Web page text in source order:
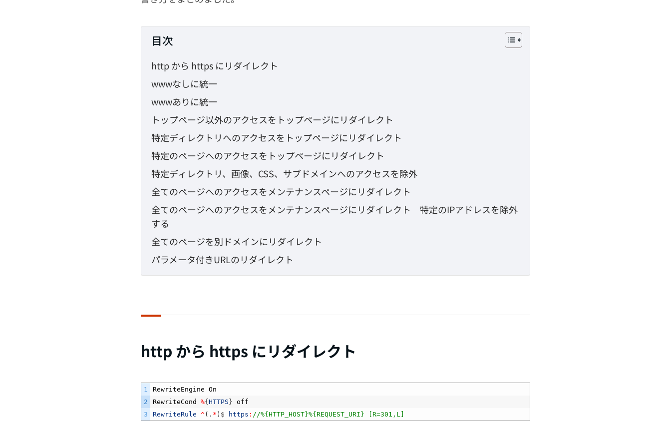
目次
http から https にリダイレクト
wwwなしに統一
wwwありに統一
トップページ以外のアクセスをトップページにリダイレクト
特定ディレクトリへのアクセスをトップページにリダイレクト
特定のページへのアクセスをトップページにリダイレクト
特定ディレクトリ、画像、CSS、サブドメインへのアクセスを除外
全てのページへのアクセスをメンテナンスページにリダイレクト
全てのページへのアクセスをメンテナンスページにリダイレクト 特定のIPアドレスを除外
する
全てのページを別ドメインにリダイレクト
パラメータ付きURLのリダイレクト
http から https にリダイレクト
1
2
3
RewriteEngine On
RewriteCond
%{HTTPS} off
RewriteRule ^( . * ) $ https : //%{HTTP_HOST}%{REQUEST_URI} [R=301,L]